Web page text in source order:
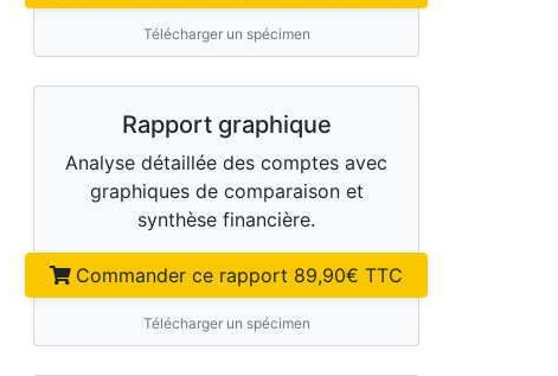
Télécharger un spécimen
Rapport graphique
Analyse détaillée des comptes avec
graphiques de comparaison et
synthèse financière.
Commander ce rapport 89,90€ TTC
Télécharger un spécimen